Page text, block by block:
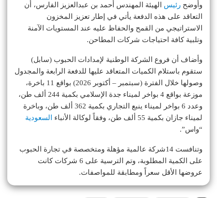
وأوضح رئيس الهيئة المهندس أحمد بن عبدالعزيز الفارس، أن
التعاقد على هذه الدفعة يأتي في إطار تعزيز المخزون
الاستراتيجي من القمح والحفاظ عليه عند المستويات الآمنة
وتلبية كافة احتياجات شركات المطاحن.
وأضاف أن فروع الشركة الوطنية لإمدادات الحبوب (سابل)
ستقوم باستلام الكميات المتعاقد عليها للدفعة الرابعة والمجدول
وصولها خلال الفترة (سبتمبر – أكتوبر 2026) بواقع 11 باخرة،
موزعة بواقع 4 بواخر لميناء جدة الإسلامي بكمية 244 ألف طن،
وعدد 6 بواخر لميناء ينبع التجاري بكمية 362 ألف طن، وباخرة
لميناء جازان بكمية 55 ألف طن، وفقاً لوكالة الأنباء
السعودية
“واس”.
وتنافست 14شركة عالمية مؤهلة ومتخصصة في تجارة الحبوب
على الكمية المطلوبة، وتم الترسية على 6 شركات كانت
عروضها الأقل سعراً ومطابقة للمواصفات.